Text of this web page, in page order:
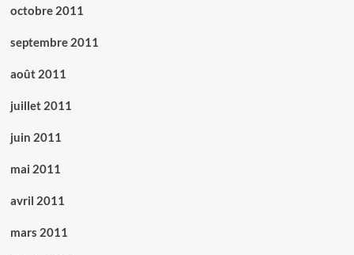
octobre 2011
septembre 2011
août 2011
juillet 2011
juin 2011
mai 2011
avril 2011
mars 2011